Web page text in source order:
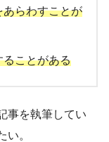
らわすことが
ることがある
事を執筆してい
い。